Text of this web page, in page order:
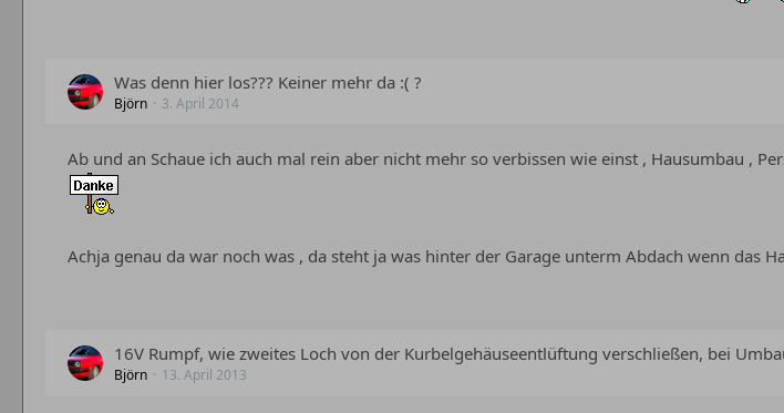
Was denn hier los??? Keiner mehr da :( ?
Björn 3. April 2014
Ab und an Schaue ich auch mal rein aber nicht mehr so verbissen wie einst , Hausumbau ,
Achja genau da war noch was , da steht ja was hinter der Garage unterm Abdach wenn das
16V Rumpf, wie zweites Loch von der Kurbelgehäuseentlüftung verschließen, bei
Björn 13. April 2013